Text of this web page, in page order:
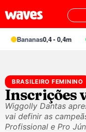
Bananas0,4 - 0,4m
BRASILEIRO FEMININO
Inscrições
Wiggolly Dantas
vai definir as
Profissional e Pro